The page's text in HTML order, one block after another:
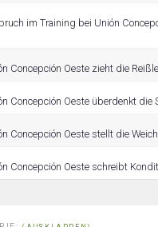
im Training bei Unión
Concepción Oeste zieht die
Concepción Oeste überdenkt
Concepción Oeste stellt die
Concepción Oeste schreibt